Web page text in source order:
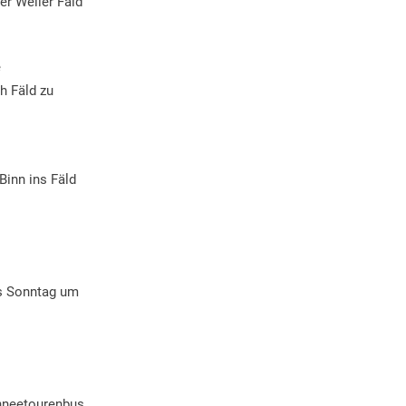
Fäld zu
ins Fäld
Sonntag um